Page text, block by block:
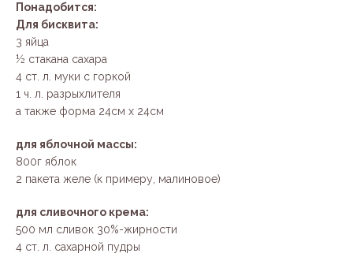
Понадобится:
Для бисквита:
3 яйца
½ стакана сахара
4 ст. л. муки с горкой
1 ч. л. разрыхлителя
а также форма 24см x 24см
для яблочной массы:
800г яблок
2 пакета желе (к примеру, малиновое)
для сливочного крема:
500 мл сливок 30%-жирности
4 ст. л. сахарной пудры